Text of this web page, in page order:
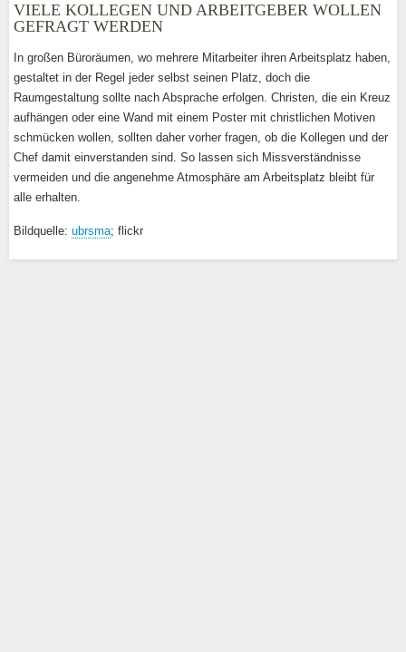
VIELE KOLLEGEN UND ARBEITGEBER WOLLEN
GEFRAGT WERDEN
In großen Büroräumen, wo mehrere Mitarbeiter ihren Arbeitsplatz haben,
gestaltet in der Regel jeder selbst seinen Platz, doch die
Raumgestaltung sollte nach Absprache erfolgen. Christen, die ein Kreuz
aufhängen oder eine Wand mit einem Poster mit christlichen Motiven
schmücken wollen, sollten daher vorher fragen, ob die Kollegen und der
Chef damit einverstanden sind. So lassen sich Missverständnisse
vermeiden und die angenehme Atmosphäre am Arbeitsplatz bleibt für
alle erhalten.
Bildquelle: ubrsma; flickr